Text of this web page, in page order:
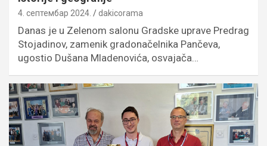
4. септембар 2024. dakicorama
Danas je u Zelenom salonu Gradske uprave Predrag
Stojadinov, zamenik gradonačelnika Pančeva,
ugostio Dušana Mladenovića, osvajača…